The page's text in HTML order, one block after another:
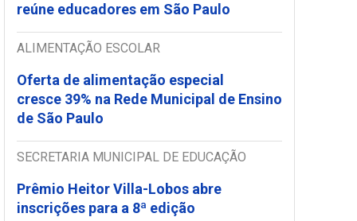
reúne educadores em São Paulo
ALIMENTAÇÃO ESCOLAR
Oferta de alimentação especial
cresce 39% na Rede Municipal de Ensino
de São Paulo
SECRETARIA MUNICIPAL DE EDUCAÇÃO
Prêmio Heitor Villa-Lobos abre
inscrições para a 8ª edição